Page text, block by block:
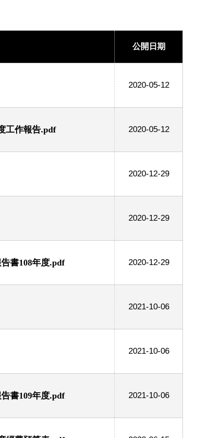
公開日期
2020-05-12
工作報告.pdf 2020-05-12
2020-12-29
2020-12-29
書108年度.pdf 2020-12-29
2021-10-06
2021-10-06
書109年度.pdf 2021-10-06